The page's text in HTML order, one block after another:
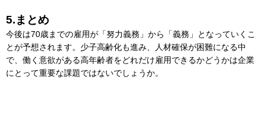
5.まとめ
今後は70歳までの雇用が「努力義務」から「義務」となっていくこ
とが予想されます。少子高齢化も進み、人材確保が困難になる中
で、働く意欲がある高年齢者をどれだけ雇用できるかどうかは企業
にとって重要な課題ではないでしょうか。